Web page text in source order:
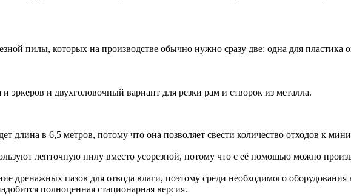
пилы, которых на производстве обычно нужно сразу две: одна для пластика
эркеров и двухголовочный вариант для резки рам и створок из металла.
длина в 6,5 метров, потому что она позволяет свести количество отходов к
ленточную пилу вместо усорезной, потому что с её помощью можно
дренажных пазов для отвода влаги, поэтому среди необходимого
полноценная стационарная версия.